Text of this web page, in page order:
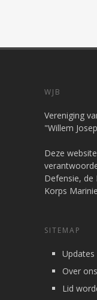
WJB
Vereniging
"Willem
Deze
Defensie,
Korps
SITEMAP
Updates
Over ons
Lid